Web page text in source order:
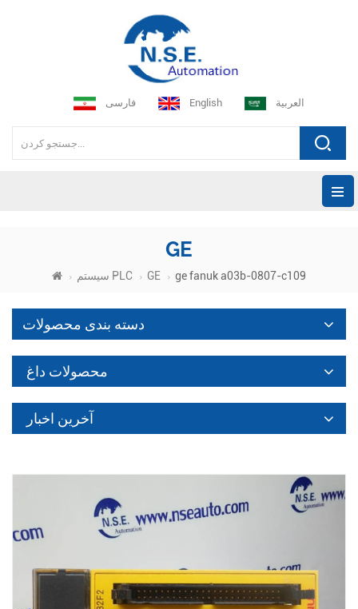
فارسی English العربية
GE
سیستم PLC GE ge fanuk a03b-0807-c109
دسته بندی محصولات
محصولات داغ
آخرین اخبار